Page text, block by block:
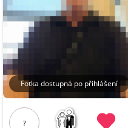
Fotka dostupná po přihlášení
?